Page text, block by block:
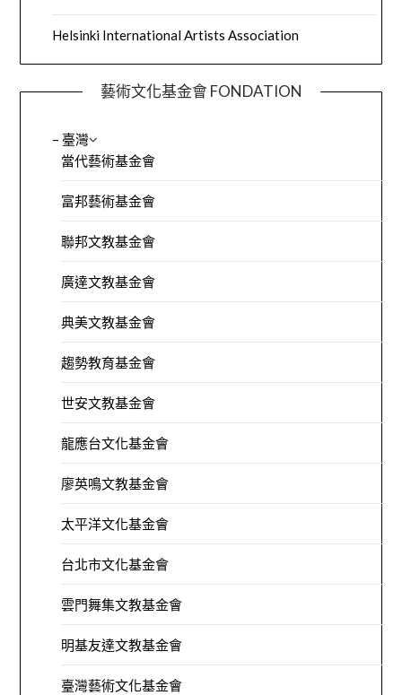
Helsinki International Artists Association
藝術文化基金會 FONDATION
– 臺灣
當代藝術基金會
富邦藝術基金會
聯邦文教基金會
廣達文教基金會
典美文教基金會
趨勢教育基金會
世安文教基金會
龍應台文化基金會
廖英鳴文教基金會
太平洋文化基金會
台北市文化基金會
雲門舞集文教基金會
明基友達文教基金會
臺灣藝術文化基金會